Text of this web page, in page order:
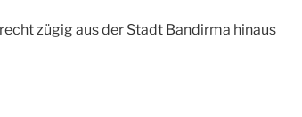
zügig aus der Stadt Bandirma hinaus